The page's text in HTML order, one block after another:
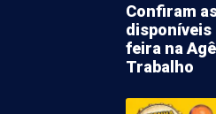
Confiram
disponíveis
feira na
Trabalho
Rodrigues (Com supervisão de ACM) -